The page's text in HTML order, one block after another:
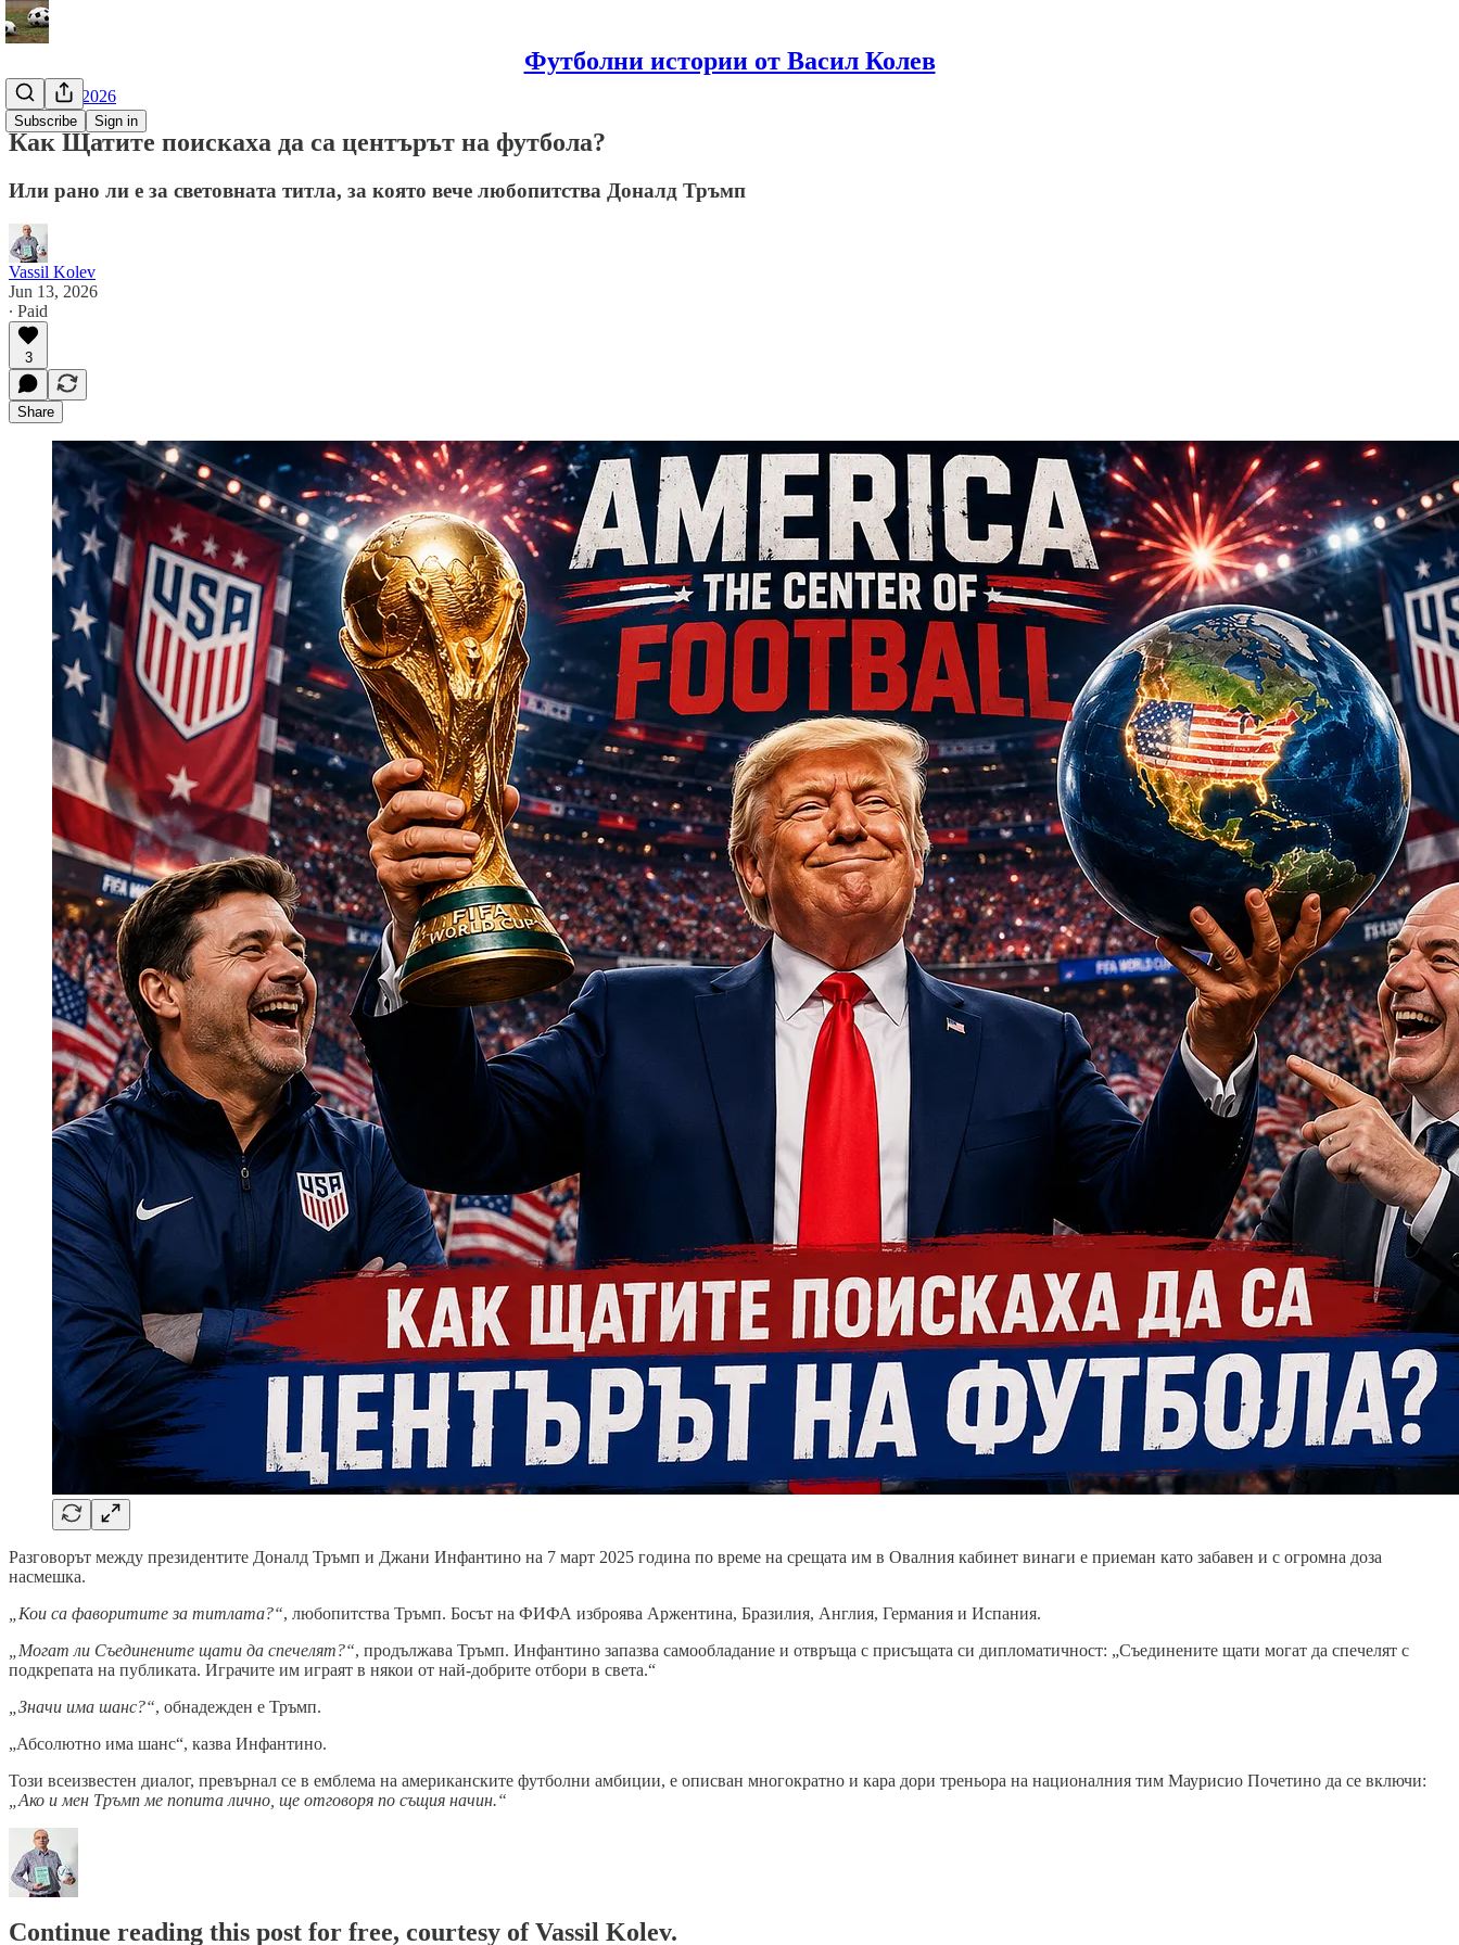
Футболни истории от Васил Колев
Subscribe Sign in
Мондиал 2026
Как Щатите поискаха да са центърът на футбола?
Или рано ли е за световната титла, за която вече любопитства Доналд Тръмп
Vassil Kolev
Jun 13, 2026
∙ Paid
3
Share
Разговорът между президентите Доналд Тръмп и Джани Инфантино на 7 март 2025 година по време на срещата им в Овалния кабинет винаги е приеман като забавен и с огромна доза
насмешка.
„Кои са фаворитите за титлата?“, любопитства Тръмп. Босът на ФИФА изброява Аржентина, Бразилия, Англия, Германия и Испания.
„Могат ли Съединените щати да спечелят?“, продължава Тръмп. Инфантино запазва самообладание и отвръща с присъщата си дипломатичност: „Съединените щати могат да спечелят с
подкрепата на публиката. Играчите им играят в някои от най-добрите отбори в света.“
„Значи има шанс?“, обнадежден е Тръмп.
„Абсолютно има шанс“, казва Инфантино.
Този всеизвестен диалог, превърнал се в емблема на американските футболни амбиции, е описван многократно и кара дори треньора на националния тим Маурисио Почетино да се включи:
„Ако и мен Тръмп ме попита лично, ще отговоря по същия начин.“
Continue reading this post for free, courtesy of Vassil Kolev.